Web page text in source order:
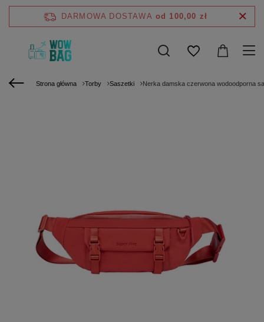
DARMOWA DOSTAWA od 100,00 zł
Strona główna Torby Saszetki Nerka damska czerwona wodoodporna